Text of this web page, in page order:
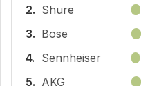
2. Shure
3. Bose
4. Sennheiser
5. AKG